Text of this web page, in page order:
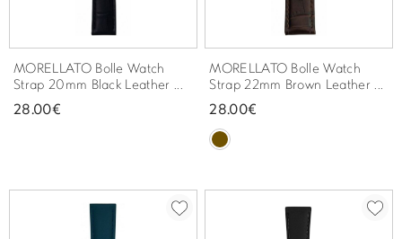
MORELLATO Bolle Watch
Strap 20mm Black Leather ...
28.00€
MORELLATO Bolle Watch
Strap 22mm Brown Leather ...
28.00€